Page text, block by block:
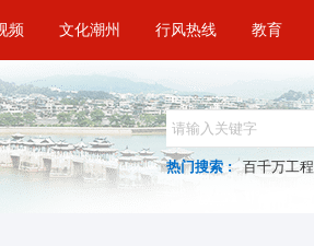
频 文化潮州 行风热线 教育
热门搜索 : 百千万工程